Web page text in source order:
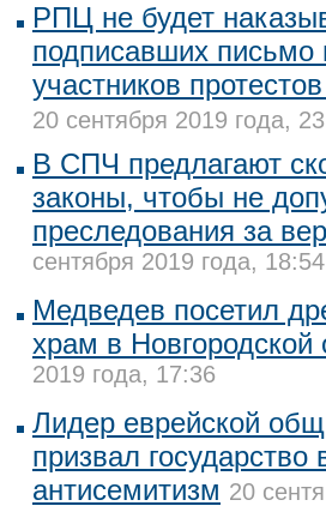
РПЦ не будет
подписавших письмо
участников
20 сентября 2019 года,
В СПЧ предлагают
законы, чтобы не
преследования за
сентября 2019 года, 18:54
Медведев посетил
храм в Новгородской
2019 года, 17:36
Лидер еврейской
призвал государство
антисемитизм 20